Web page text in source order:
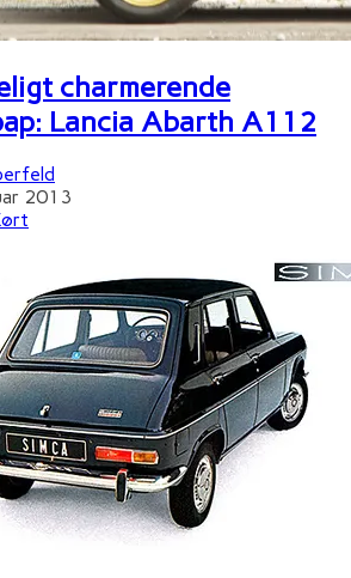
charmerende
Lancia Abarth A112
2013